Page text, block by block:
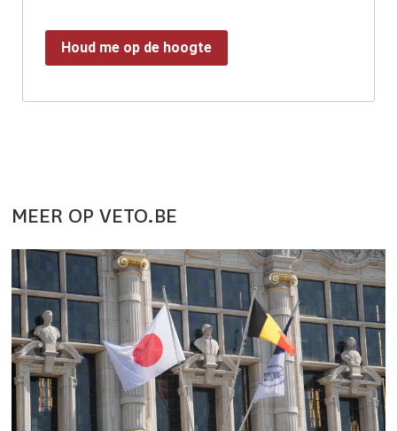
Houd me op de hoogte
MEER OP VETO.BE